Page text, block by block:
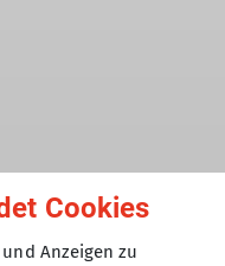
V., Sektion des
Cookies
Anzeigen zu